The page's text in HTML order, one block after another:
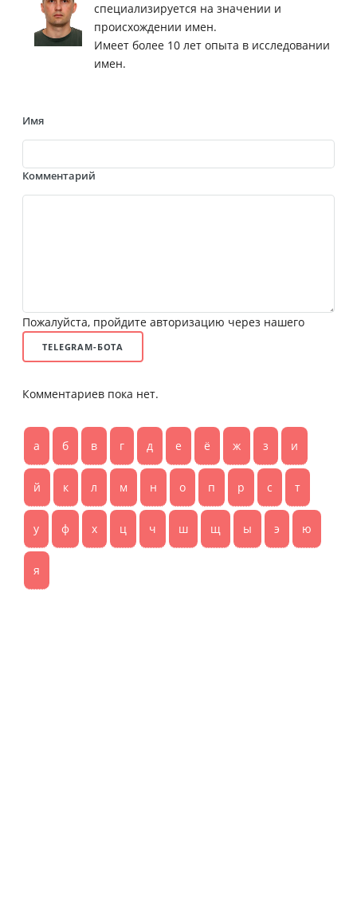
специализируется на значении и
происхождении имен.
Имеет более 10 лет опыта в исследовании
имен.
Имя
Комментарий
Пожалуйста, пройдите авторизацию через нашего
TELEGRAM-БОТА
Комментариев пока нет.
а б в г д е ё ж з и
й к л м н о п р с т
у ф х ц ч ш щ ы э ю
я